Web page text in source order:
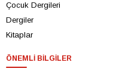
Çocuk Dergileri
Dergiler
Kitaplar
ÖNEMLI BILGILER